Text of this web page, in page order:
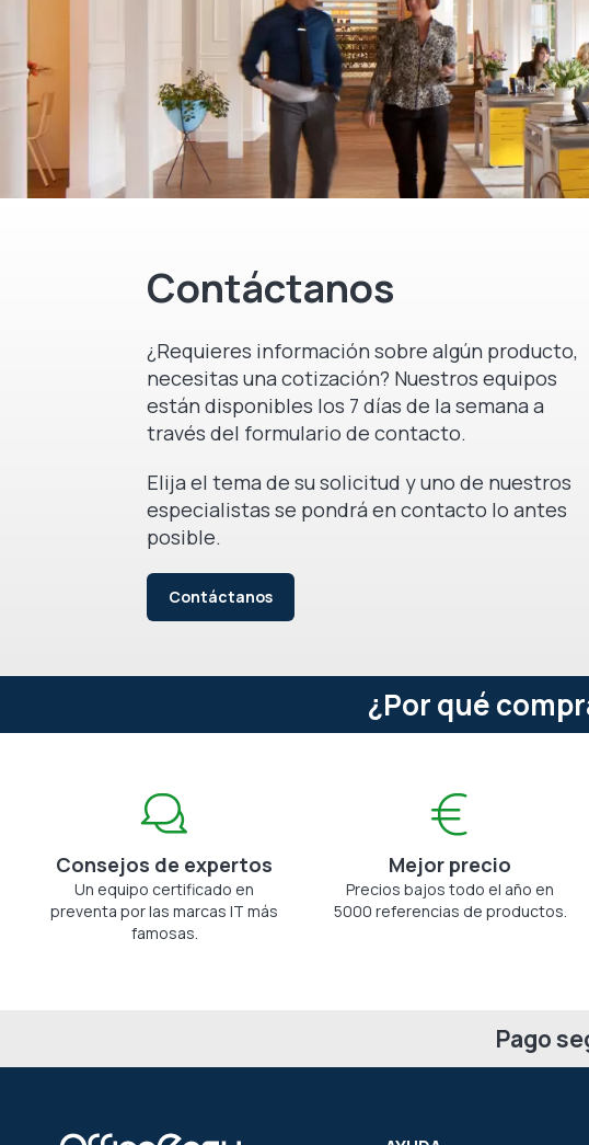
Contáctanos
¿Requieres información sobre algún producto,
necesitas una cotización? Nuestros equipos
están disponibles los 7 días de la semana a
través del formulario de contacto.
Elija el tema de su solicitud y uno de nuestros
especialistas se pondrá en contacto lo antes
posible.
Contáctanos
¿Por qué
Consejos de expertos
Un equipo certificado en
preventa por las marcas IT más
famosas.
Mejor precio
Precios bajos todo el año en
5000 referencias de productos.
Pago